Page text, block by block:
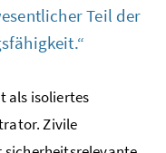
Teil der
als isoliertes
Zivile